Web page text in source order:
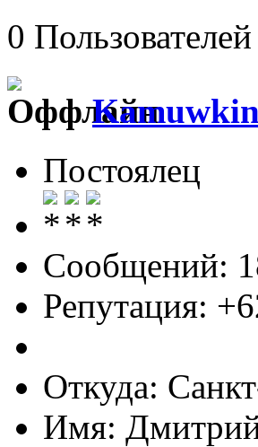
0
Kamuwkin
Постоялец
Сообщений:
Репутация:
Откуда:
Имя: